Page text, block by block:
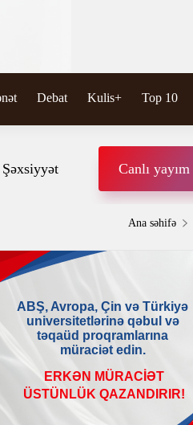
Debat Kulis+ Top 10
Canlı yayım
Ana səhifə